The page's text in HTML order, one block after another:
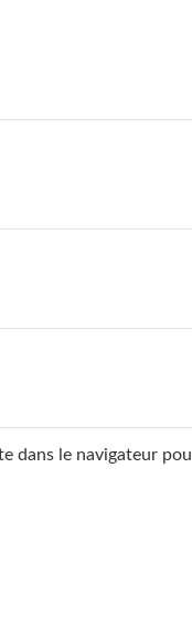
dans le navigateur